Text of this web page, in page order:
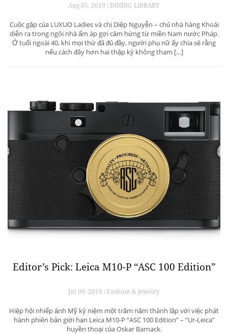
Aug 05, 2019 / DINING LIBRARY
Cuộc gặp của LUXUO Ladies và chị Diệp Nguyễn – chủ nhà hàng Khoái
diễn ra trong ngôi nhà ấm áp gợi cảm hứng từ miền Nam nước Pháp.
Ở tuổi ngoài 40, khi mọi thứ đã đủ đầy, người phụ nữ ấy chia sẻ rằng
nếu cách đây hơn hai thập kỷ không tham […]
Editor’s Pick: Leica M10-P “ASC 100 Edition”
Jul 09, 2019 / Fashion & Jewelry
Hiệp hội nhiếp ảnh Mỹ kỷ niệm một trăm năm thành lập với việc phát
hành phiên bản giới hạn Leica M10-P “ASC 100 Edition” – “Ur-Leica”
huyền thoại của Oskar Barnack.